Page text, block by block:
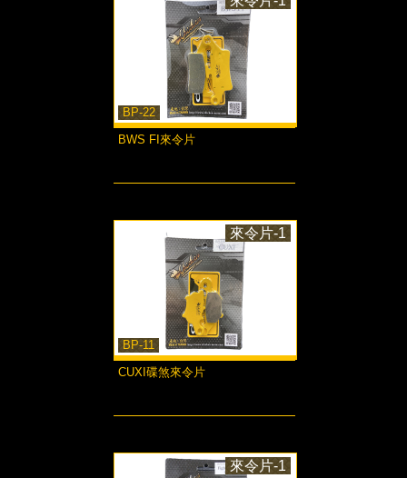
BP-22
BWS FI來令片
BP-11
來令片-1
CUXI碟煞來令片
來令片-1